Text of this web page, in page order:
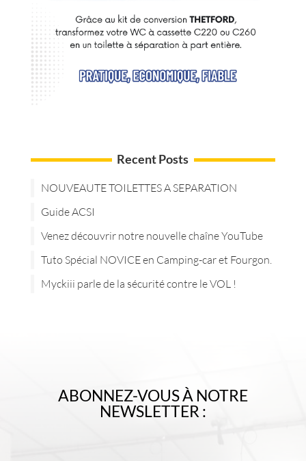
Recent Posts
NOUVEAUTE TOILETTES A SEPARATION
Guide ACSI
Venez découvrir notre nouvelle chaîne YouTube
Tuto Spécial NOVICE en Camping-car et Fourgon.
Myckiii parle de la sécurité contre le VOL !
ABONNEZ-VOUS À NOTRE
NEWSLETTER :